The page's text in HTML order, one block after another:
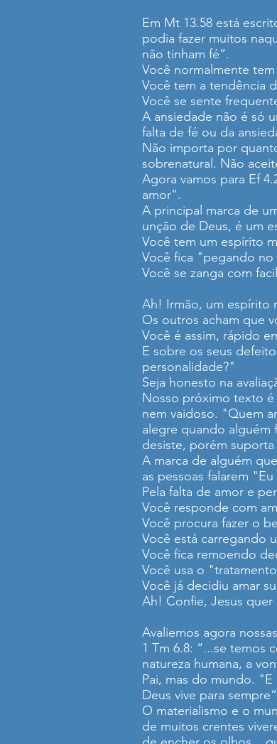
Em Mt 13.58 está
podia fazer muitos
não tinham fé”.
Você normalmente
Você tem a tendência
Você se sente
A ansiedade não é só
falta de fé ou da
Não importa por
sobrenatural. Não
Agora vamos para Ef
amor”.
A principal marca de
unção de Deus, é um
Você tem um espírito
Você fica "pegando
Você se zanga com
Ah! Irmão, um espírito
Os outros acham que
Você é assim, rápido
E sobre os seus
personalidade?"
Seja honesto na
Nosso próximo texto é
nem vaidoso. "Quem
alegre quando alguém
desiste, porém
A marca de alguém
as pessoas falarem
Pela falta de amor e
Você responde com
Você procura fazer o
Você está carregando
Você fica remoendo
Você usa o
Você já decidiu amar
Ah! Confie, Jesus
Avaliemos agora
1 Tm 6.8: “...se temos
natureza humana, a
Pai, mas do mundo.
Deus vive para
O materialismo e o
de muitos crentes